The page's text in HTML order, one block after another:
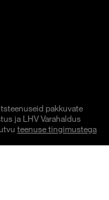
pakkuvate
ja LHV Varahaldus
teenuse tingimustega